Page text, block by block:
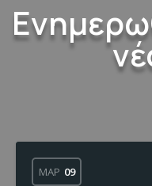
ΜΑΡ 09